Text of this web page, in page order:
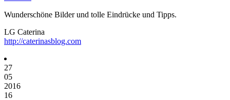
Wunderschöne Bilder und tolle Eindrücke und Tipps.
LG Caterina
http://caterinasblog.com
27
05
2016
16